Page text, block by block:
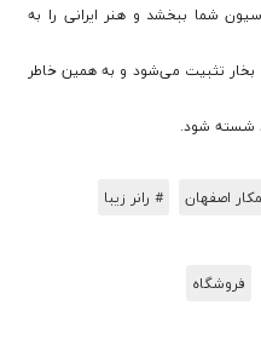
شما ببخشد و هنر ایرانی را به
بخار تثبیت می‌شود و به همین خاطر
شسته شود.
اصفهان
# رانر زیبا
فروشگاه